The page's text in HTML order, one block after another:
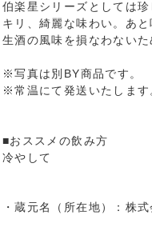
伯楽星シリーズとしては
キリ、綺麗な味わい。あ
生酒の風味を損なわない
※写真は別BY商品です。
※常温にて発送いたします
■おススメの飲み方
冷やして
・蔵元名（所在地）：株